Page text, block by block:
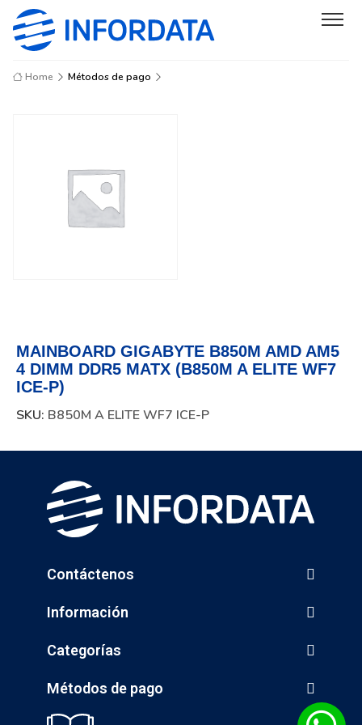
Home Métodos de pago
MAINBOARD GIGABYTE B850M AMD AM5
4 DIMM DDR5 MATX (B850M A ELITE WF7
ICE-P)
SKU: B850M A ELITE WF7 ICE-P
Contáctenos
Información
Categorías
Métodos de pago